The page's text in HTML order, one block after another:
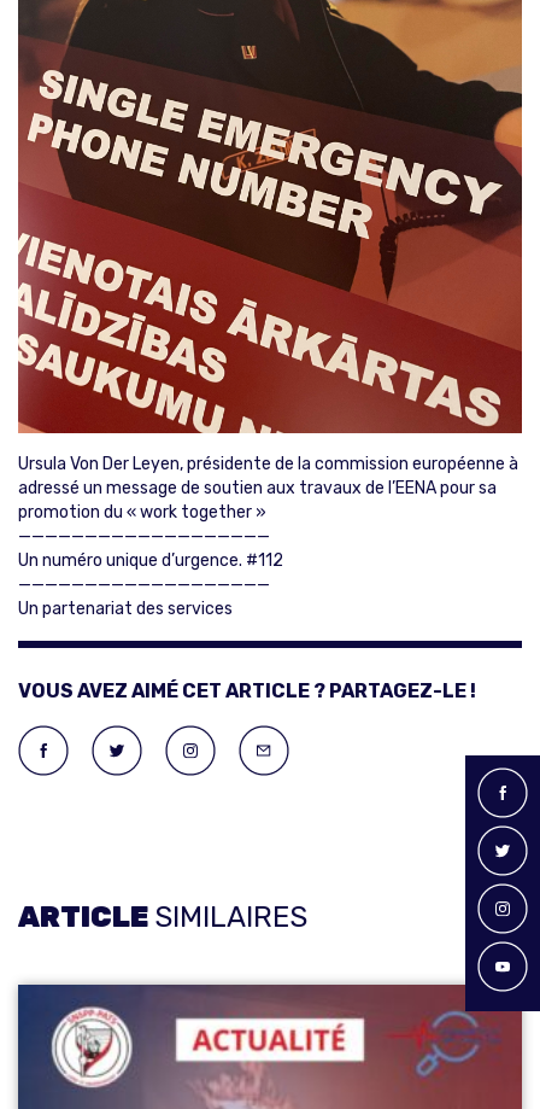
Ursula Von Der Leyen, présidente de la commission européenne à
adressé un message de soutien aux travaux de l’EENA pour sa
promotion du « work together »
———————————————————
Un numéro unique d’urgence. #112
———————————————————
Un partenariat des services
VOUS AVEZ AIMÉ CET ARTICLE ? PARTAGEZ-LE !
ARTICLE SIMILAIRES